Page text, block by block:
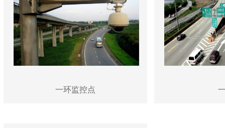
一环监控点